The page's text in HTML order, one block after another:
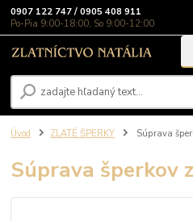
0907 122 747 / 0905 408 911
Po-Pia 9:00-18:00, So 9:00-12:00
Úvod ZLATÉ ŠPERKY Súprava
Súprava šperkov